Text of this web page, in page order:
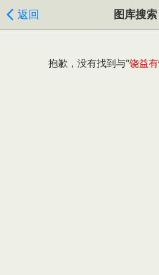
返回 图库搜索
抱歉，没有找到与“饶益